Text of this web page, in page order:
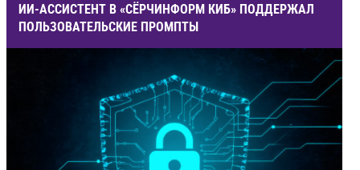
ИИ-АССИСТЕНТ В «СЁРЧИНФОРМ КИБ» ПОДДЕРЖАЛ
ПОЛЬЗОВАТЕЛЬСКИЕ ПРОМПТЫ